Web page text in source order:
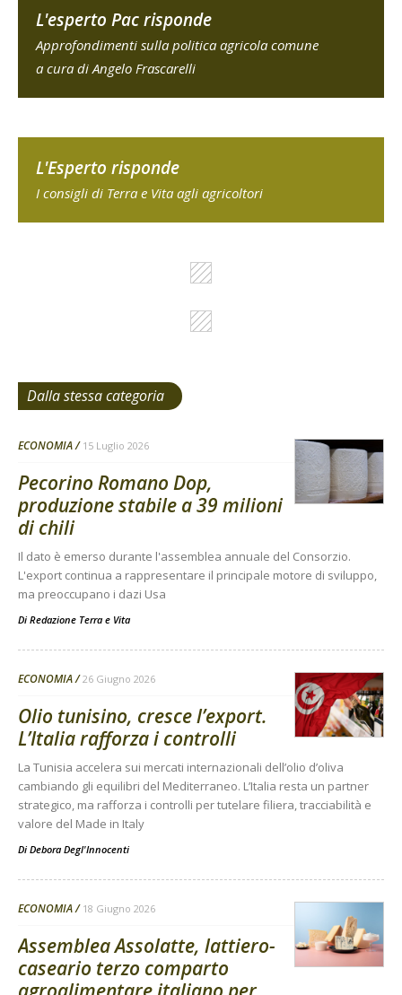
L'esperto Pac risponde
Approfondimenti sulla politica agricola comune
a cura di Angelo Frascarelli
L'Esperto risponde
I consigli di Terra e Vita agli agricoltori
Dalla stessa categoria
ECONOMIA 15 Luglio 2026
Pecorino Romano Dop,
produzione stabile a 39 milioni
di chili
Il dato è emerso durante l'assemblea annuale del Consorzio.
L'export continua a rappresentare il principale motore di sviluppo,
ma preoccupano i dazi Usa
Di Redazione Terra e Vita
ECONOMIA 26 Giugno 2026
Olio tunisino, cresce l’export.
L’Italia rafforza i controlli
La Tunisia accelera sui mercati internazionali dell’olio d’oliva
cambiando gli equilibri del Mediterraneo. L’Italia resta un partner
strategico, ma rafforza i controlli per tutelare filiera, tracciabilità e
valore del Made in Italy
Di Debora Degl'Innocenti
ECONOMIA 18 Giugno 2026
Assemblea Assolatte, lattiero-
caseario terzo comparto